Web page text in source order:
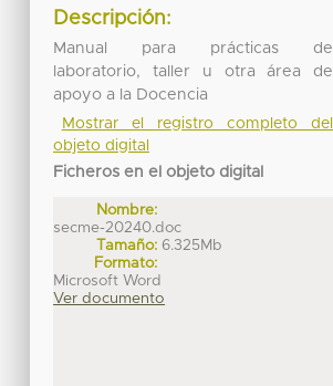
Descripción:
Manual para prácticas de
laboratorio, taller u otra área de
apoyo a la Docencia
Mostrar el registro completo del
objeto digital
Ficheros en el objeto digital
Nombre:
secme-20240.doc
Tamaño: 6.325Mb
Formato:
Microsoft Word
Ver documento